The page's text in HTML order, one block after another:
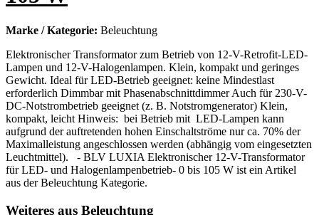
Marke / Kategorie: Beleuchtung
Elektronischer Transformator zum Betrieb von 12-V-Retrofit-LED-
Lampen und 12-V-Halogenlampen. Klein, kompakt und geringes
Gewicht. Ideal für LED-Betrieb geeignet: keine Mindestlast
erforderlich Dimmbar mit Phasenabschnittdimmer Auch für 230-V-
DC-Notstrombetrieb geeignet (z. B. Notstromgenerator) Klein,
kompakt, leicht Hinweis: bei Betrieb mit LED-Lampen kann
aufgrund der auftretenden hohen Einschaltströme nur ca. 70% der
Maximalleistung angeschlossen werden (abhängig vom eingesetzten
Leuchtmittel). - BLV LUXIA Elektronischer 12-V-Transformator
für LED- und Halogenlampenbetrieb- 0 bis 105 W ist ein Artikel
aus der Beleuchtung Kategorie.
Weiteres aus Beleuchtung